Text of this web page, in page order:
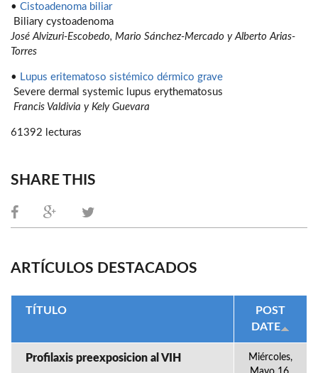
• Cistoadenoma biliar
Biliary cystoadenoma
José Alvizuri-Escobedo, Mario Sánchez-Mercado y Alberto Arias-
Torres
• Lupus eritematoso sistémico dérmico grave
Severe dermal systemic lupus erythematosus
Francis Valdivia y Kely Guevara
61392 lecturas
SHARE THIS
ARTÍCULOS DESTACADOS
TÍTULO
POST
DATE
Profilaxis preexposicion al VIH
Miércoles,